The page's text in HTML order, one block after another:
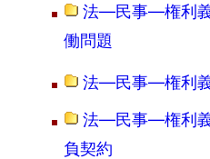
法―民事―権利
働問題
法―民事―権利
法―民事―権利
負契約